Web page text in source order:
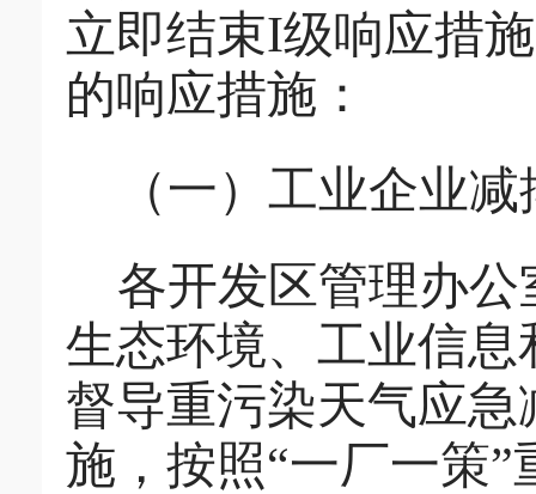
立即结束I级响应措施
的响应措施：
（一）工业企业
各开发区管理办
生态环境、工业信
督导重污染天气应
施，按照“一厂一策